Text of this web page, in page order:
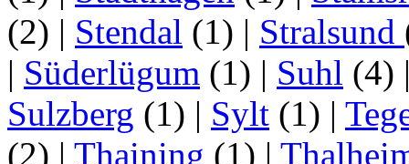
(2) | Stendal (1) | Stralsund
| Süderlügum (1) | Suhl (4)
Sulzberg (1) | Sylt (1) |
(2) | Thaining (1) |